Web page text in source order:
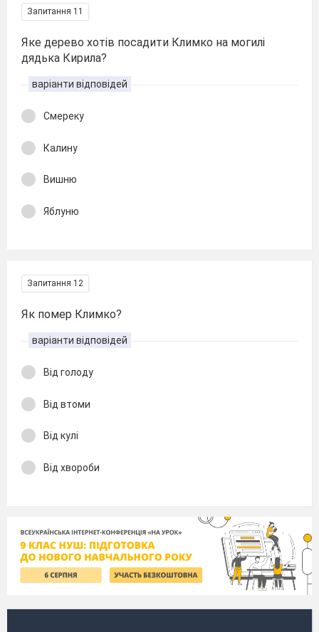
Запитання 11
Яке дерево хотів посадити Климко на могилі
дядька Кирила?
варіанти відповідей
Смереку
Калину
Вишню
Яблуню
Запитання 12
Як помер Климко?
варіанти відповідей
Від голоду
Від втоми
Від кулі
Від хвороби